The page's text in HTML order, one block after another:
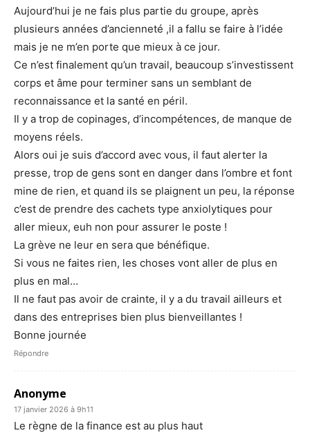
Aujourd’hui je ne fais plus partie du groupe, après
plusieurs années d’ancienneté ,il a fallu se faire à l’idée
mais je ne m’en porte que mieux à ce jour.
Ce n’est finalement qu’un travail, beaucoup s’investissent
corps et âme pour terminer sans un semblant de
reconnaissance et la santé en péril.
Il y a trop de copinages, d’incompétences, de manque de
moyens réels.
Alors oui je suis d’accord avec vous, il faut alerter la
presse, trop de gens sont en danger dans l’ombre et font
mine de rien, et quand ils se plaignent un peu, la réponse
c’est de prendre des cachets type anxiolytiques pour
aller mieux, euh non pour assurer le poste !
La grève ne leur en sera que bénéfique.
Si vous ne faites rien, les choses vont aller de plus en
plus en mal…
Il ne faut pas avoir de crainte, il y a du travail ailleurs et
dans des entreprises bien plus bienveillantes !
Bonne journée
Répondre
Anonyme
17 janvier 2026 à 9h11
Le règne de la finance est au plus haut